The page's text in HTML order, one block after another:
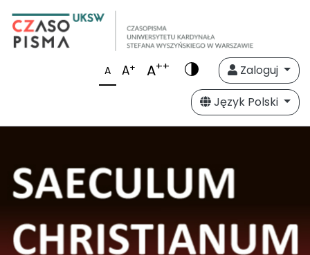
A A+ A++
Zaloguj
Język Polski